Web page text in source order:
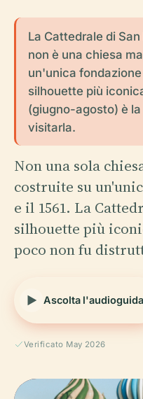
La Cattedrale di
non è una chiesa
un'unica fondazione
silhouette più
(giugno-agosto) è
visitarla.
Non una sola
costruite su
e il 1561. La
silhouette più
poco non fu
Ascolta l'audioguida
Verificato May 2026